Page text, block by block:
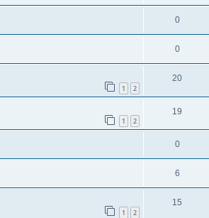
0
0
1 2
20
1 2
19
0
6
1 2
15